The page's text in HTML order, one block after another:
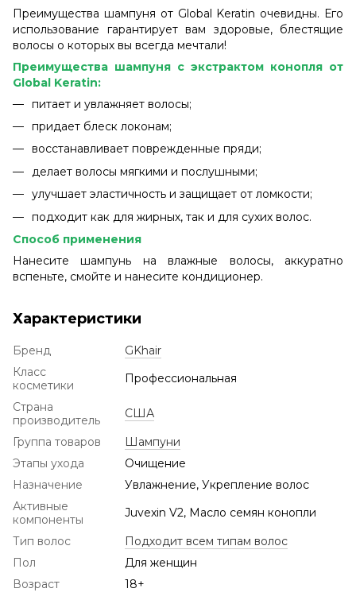
Преимущества шампуня от Global Keratin очевидны. Его
использование гарантирует вам здоровые, блестящие
волосы о которых вы всегда мечтали!
Преимущества шампуня с экстрактом конопля от
Global Keratin:
питает и увлажняет волосы;
придает блеск локонам;
восстанавливает поврежденные пряди;
делает волосы мягкими и послушными;
улучшает эластичность и защищает от ломкости;
подходит как для жирных, так и для сухих волос.
Способ применения
Нанесите шампунь на влажные волосы, аккуратно
вспеньте, смойте и нанесите кондиционер.
Характеристики
Бренд
GKhair
Класс
косметики
Профессиональная
Страна
производитель
США
Группа товаров
Шампуни
Этапы ухода
Очищение
Назначение
Увлажнение, Укрепление волос
Активные
компоненты
Juvexin V2, Масло семян конопли
Тип волос
Подходит всем типам волос
Пол
Для женщин
Возраст
18+